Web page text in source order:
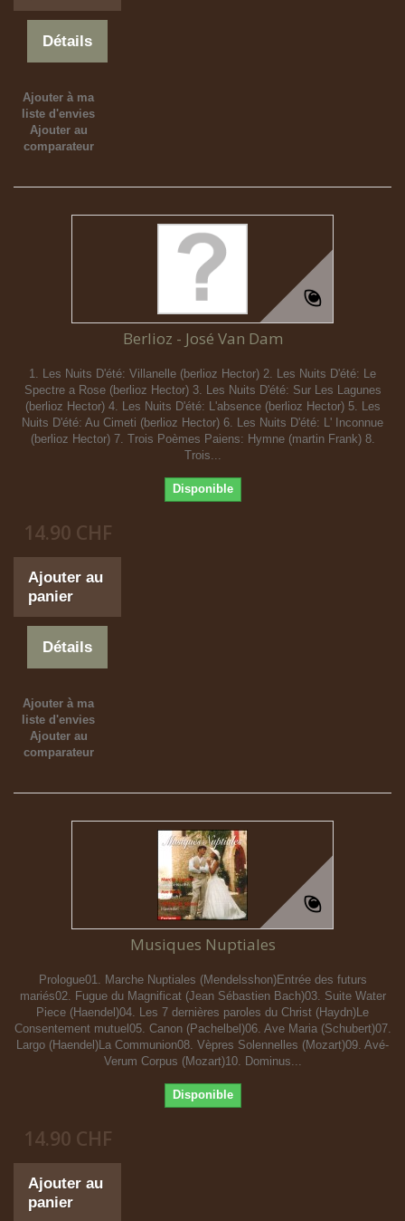
Détails
Ajouter à ma
liste d'envies
Ajouter au
comparateur
Berlioz - José Van Dam
1. Les Nuits D'été: Villanelle (berlioz Hector) 2. Les Nuits D'été: Le
Spectre a Rose (berlioz Hector) 3. Les Nuits D'été: Sur Les Lagunes
(berlioz Hector) 4. Les Nuits D'été: L'absence (berlioz Hector) 5. Les
Nuits D'été: Au Cimeti (berlioz Hector) 6. Les Nuits D'été: L' Inconnue
(berlioz Hector) 7. Trois Poèmes Paiens: Hymne (martin Frank) 8.
Trois...
Disponible
14.90 CHF
Ajouter au
panier
Détails
Ajouter à ma
liste d'envies
Ajouter au
comparateur
Musiques Nuptiales
Prologue01. Marche Nuptiales (Mendelsshon)Entrée des futurs
mariés02. Fugue du Magnificat (Jean Sébastien Bach)03. Suite Water
Piece (Haendel)04. Les 7 dernières paroles du Christ (Haydn)Le
Consentement mutuel05. Canon (Pachelbel)06. Ave Maria (Schubert)07.
Largo (Haendel)La Communion08. Vèpres Solennelles (Mozart)09. Avé-
Verum Corpus (Mozart)10. Dominus...
Disponible
14.90 CHF
Ajouter au
panier